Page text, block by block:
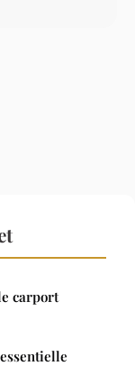
carport